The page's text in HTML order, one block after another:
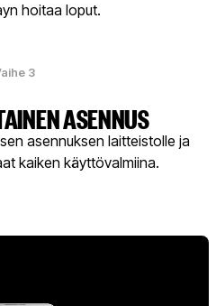
hoitaa loput.
3
ASENNUS
asennuksen laitteistolle ja
kaiken käyttövalmiina.